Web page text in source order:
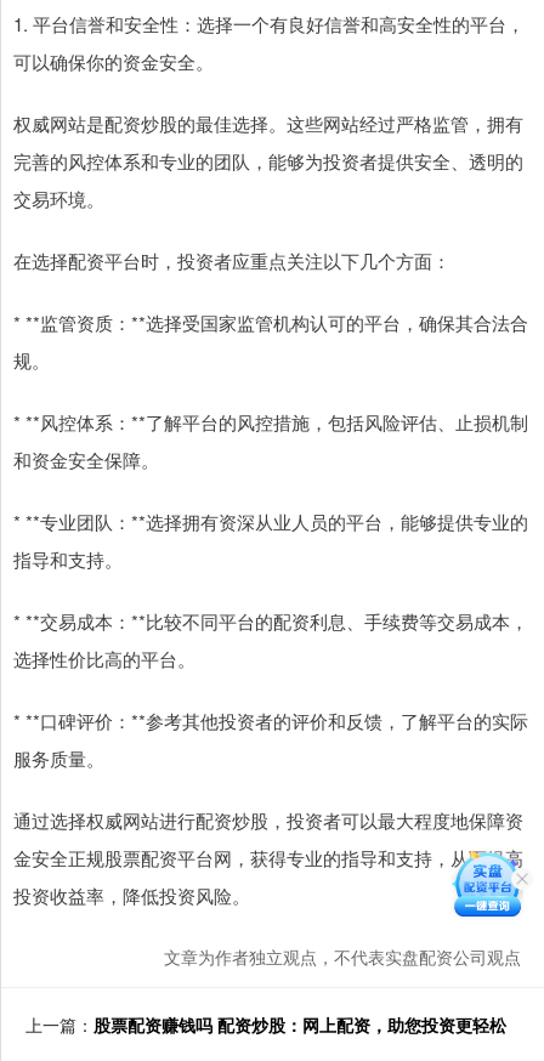
1. 平台信誉和安全性：选择一个有良好信誉和高安全性的平台，
可以确保你的资金安全。
权威网站是配资炒股的最佳选择。这些网站经过严格监管，拥有
完善的风控体系和专业的团队，能够为投资者提供安全、透明的
交易环境。
在选择配资平台时，投资者应重点关注以下几个方面：
* **监管资质：**选择受国家监管机构认可的平台，确保其合法合
规。
* **风控体系：**了解平台的风控措施，包括风险评估、止损机制
和资金安全保障。
* **专业团队：**选择拥有资深从业人员的平台，能够提供专业的
指导和支持。
* **交易成本：**比较不同平台的配资利息、手续费等交易成本，
选择性价比高的平台。
* **口碑评价：**参考其他投资者的评价和反馈，了解平台的实际
服务质量。
通过选择权威网站进行配资炒股，投资者可以最大程度地保障资
金安全正规股票配资平台网，获得专业的指导和支持，从而提高
投资收益率，降低投资风险。
文章为作者独立观点，不代表实盘配资公司观点
上一篇： 股票配资赚钱吗 配资炒股：网上配资，助您投资更轻松